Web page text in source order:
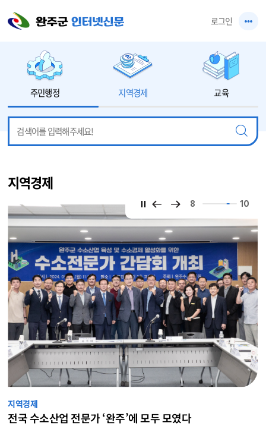
로그인
주민행정 지역경제 교육
지역경제
8 10
지역경제
전국 수소산업 전문가 ‘완주’에 모두 모였다